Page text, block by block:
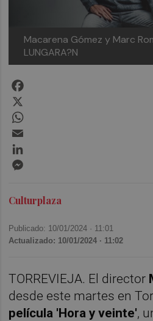
Macarena Gómez y Marc
LUNGARA?N
Culturplaza
Publicado: 10/01/2024 · 11:01
Actualizado: 10/01/2024 · 11:02
TORREVIEJA. El director
desde este martes en
película 'Hora y veinte',